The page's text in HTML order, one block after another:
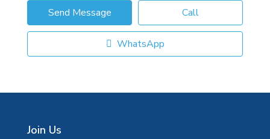
Send Message Call
WhatsApp
Join Us